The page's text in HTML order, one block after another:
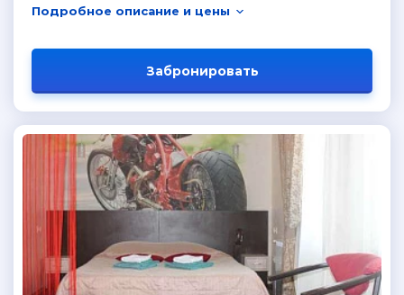
Подробное описание и цены
Забронировать